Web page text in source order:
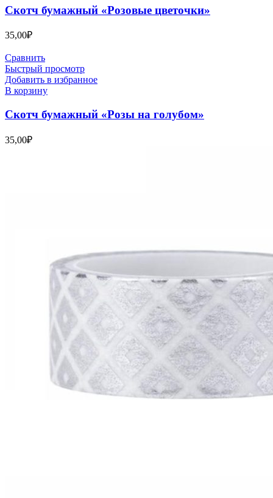
Скотч бумажный «Розовые цветочки»
35,00₽
Сравнить
Быстрый просмотр
Добавить в избранное
В корзину
Скотч бумажный «Розы на голубом»
35,00₽